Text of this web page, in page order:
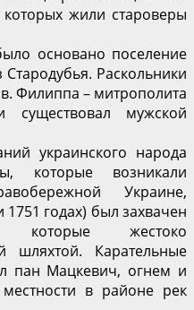
жили староверы
основано поселение
Раскольники
Филиппа – митрополита
существовал мужской
украинского народа
которые возникали
Украине,
годах) был захвачен
которые жестоко
шляхтой. Карательные
пан Мацкевич, огнем и
в районе рек